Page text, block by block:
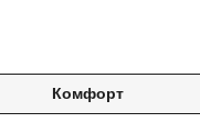
Комфорт